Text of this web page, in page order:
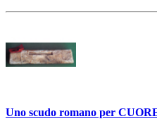
Uno scudo romano per